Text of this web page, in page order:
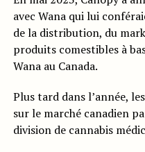
avec Wana qui lui
de la distribution, du
produits comestibles à
Wana au Canada.
Plus tard dans l’année,
sur le marché canadien
division de cannabis